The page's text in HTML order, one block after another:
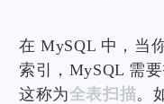
在 MySQL 中，当
索引，MySQL 需
这称为全表扫描。